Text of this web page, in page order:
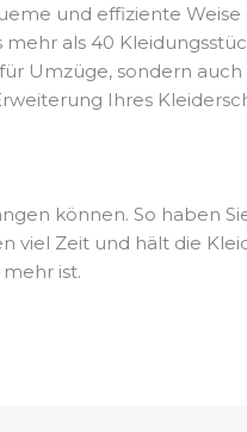
und effiziente
als 40
Umzüge, sondern
Ihres
können. So haben
viel Zeit und hält die
ist.